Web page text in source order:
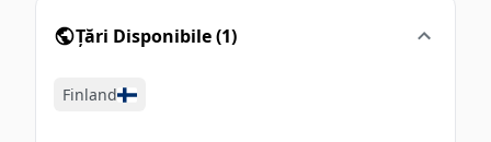
Țări Disponibile(1)
Finland